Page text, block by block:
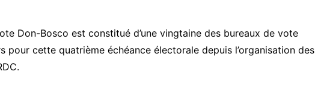
Don-Bosco est constitué d’une vingtaine des bureaux de vote
pour cette quatrième échéance électorale depuis l’organisation des